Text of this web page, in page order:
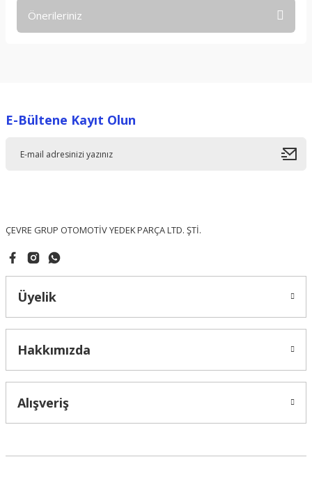
Önerileriniz
Ürün resmi kalitesiz, bozuk veya görüntülenemiyor.
E-Bültene Kayıt Olun
ÇEVRE GRUP OTOMOTİV YEDEK PARÇA LTD. ŞTİ.
Üyelik
Hakkımızda
Alışveriş